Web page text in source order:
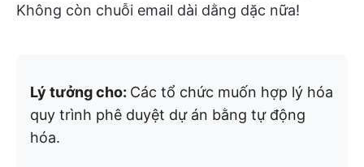
Không còn chuỗi email dài dằng dặc nữa!
Lý tưởng cho: Các tổ chức muốn hợp lý hóa
quy trình phê duyệt dự án bằng tự động
hóa.